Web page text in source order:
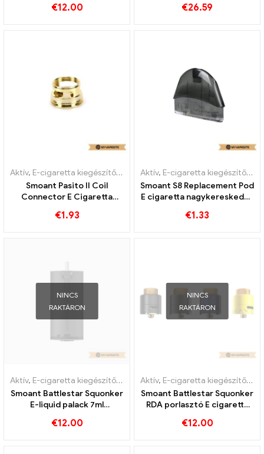
丨Egyedi
€12.00 €26.59
Aktív, E-cigaretta kiegészítők ,
Párologtató
Smoant Pasito II Coil
Connector E Cigaretta
€1.93
Aktív, E-cigaretta kiegészítők ,
Smoant S8 Replacement Pod
E cigaretta nagykereskedés
€1.33
NINCS
RAKTÁRON
Aktív, E-cigaretta kiegészítők ,
Párologtató
Smoant Battlestar Squonker
E-liquid palack 7ml
nagykereskedés丨Egyedi
€12.00
NINCS
RAKTÁRON
Aktív, E-cigaretta kiegészítők ,
Smoant Battlestar Squonker
RDA porlasztó E cigaretta
€12.00